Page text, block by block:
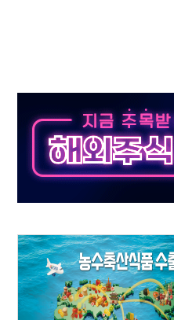
맞설 자체 억지력 강화